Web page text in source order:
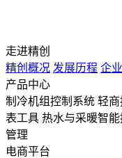
走进精创
精创概况 发展历程 企
产品中心
制冷机组控制系统 轻
表工具 热水与采暖智能
管理
电商平台